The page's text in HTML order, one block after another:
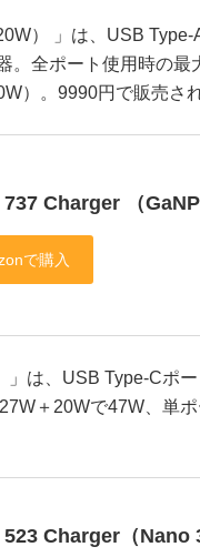
） 」は、USB Type-
。全ポート使用時の最
）。9990円で販売さ
Charger （
は、USB Type-Cポ
＋20Wで47W、単
Charger（Nano